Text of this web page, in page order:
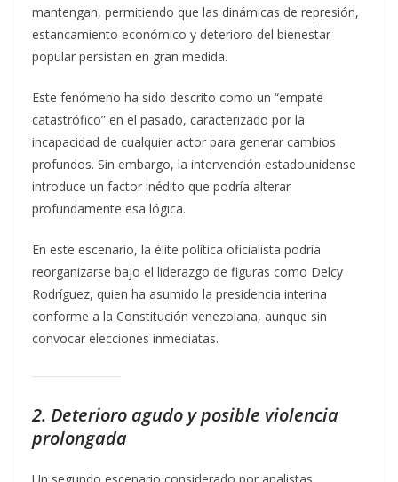
mantengan, permitiendo que las dinámicas de represión,
estancamiento económico y deterioro del bienestar
popular persistan en gran medida.
Este fenómeno ha sido descrito como un “empate
catastrófico” en el pasado, caracterizado por la
incapacidad de cualquier actor para generar cambios
profundos. Sin embargo, la intervención estadounidense
introduce un factor inédito que podría alterar
profundamente esa lógica.
En este escenario, la élite política oficialista podría
reorganizarse bajo el liderazgo de figuras como Delcy
Rodríguez, quien ha asumido la presidencia interina
conforme a la Constitución venezolana, aunque sin
convocar elecciones inmediatas.
2. Deterioro agudo y posible violencia
prolongada